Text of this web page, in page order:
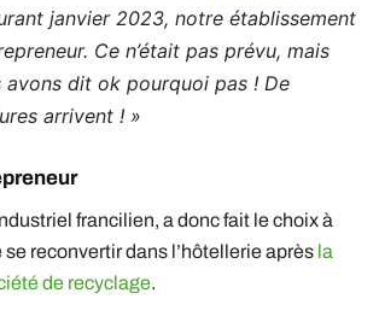
janvier 2023, notre établissement
Ce n’était pas prévu, mais
avons dit ok pourquoi pas ! De
arrivent ! »
francilien, a donc fait le choix à
reconvertir dans l’hôtellerie après la
de recyclage.